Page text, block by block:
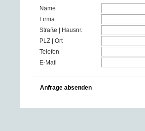
Name
Firma
Straße | Hausnr.
PLZ | Ort
Telefon
E-Mail